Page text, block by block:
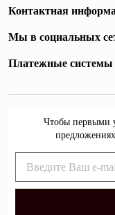
Контактная
Мы в социальных
Платежные системы
Чтобы первыми